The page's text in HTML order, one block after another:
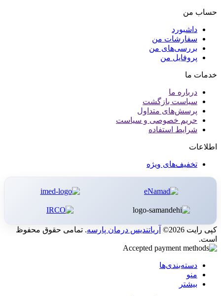
حساب من
داشبورد
سفارشات من
بررسی‌های من
پروفایل من
خدمات ما
درباره ما
سیاست بازگشت
پرسش‌های متداول
حریم خصوصی و سیاست
شرایط استفاده
اطلاعات
تخفیف‌های ویژه
کپی رایت 2026© آریاتندیس درمان پارسه. تمامی حقوق محفوظ
است.
دسته‌بندی‌ها
منو
بیشتر